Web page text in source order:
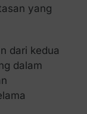
yang
dari kedua
dalam